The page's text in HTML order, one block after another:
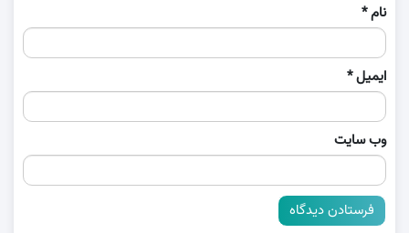
نام*
ایمیل*
وب‌ سایت